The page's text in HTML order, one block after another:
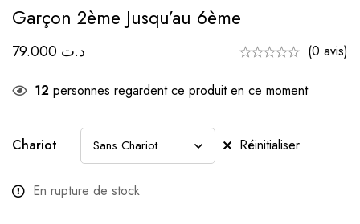
Garçon 2ème Jusqu’au 6ème
د.ت (0 avis)
12 personnes regardent ce produit en ce moment
Chariot Réinitialiser
En rupture de stock